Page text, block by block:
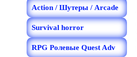
Action / Шутеры / Arcade
Survival horror
RPG Ролевые Quest Adv